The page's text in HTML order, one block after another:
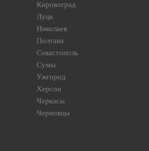
Кировоград
Луцк
Николаев
Полтава
Севастополь
Сумы
Ужгород
Херсон
Черкасы
Черновцы